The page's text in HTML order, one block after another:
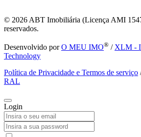
© 2026 ABT Imobiliária (Licença AMI
reservados.
Desenvolvido porO MEU IMO® / XLM -
Technology
Política de Privacidade e Termos de serviço
RAL
Login